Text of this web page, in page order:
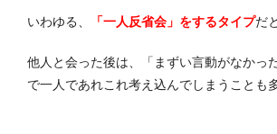
いわゆる、 「一人反省会」をするタイプだ
他人と会った後は、「まずい言動がなかっ
で一人であれこれ考え込んでしまうことも